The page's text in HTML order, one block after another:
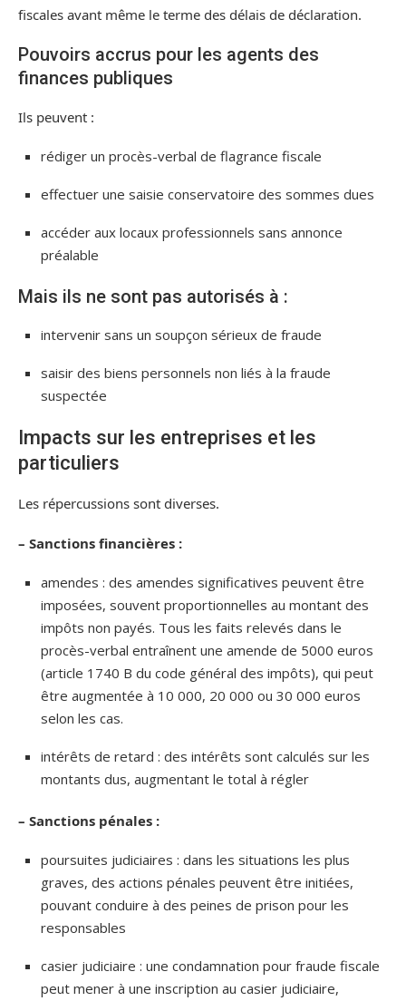
fiscales avant même le terme des délais de déclaration.
Pouvoirs accrus pour les agents des
finances publiques
Ils peuvent :
rédiger un procès-verbal de flagrance fiscale
effectuer une saisie conservatoire des sommes dues
accéder aux locaux professionnels sans annonce
préalable
Mais ils ne sont pas autorisés à :
intervenir sans un soupçon sérieux de fraude
saisir des biens personnels non liés à la fraude
suspectée
Impacts sur les entreprises et les
particuliers
Les répercussions sont diverses.
– Sanctions financières :
amendes : des amendes significatives peuvent être
imposées, souvent proportionnelles au montant des
impôts non payés. Tous les faits relevés dans le
procès-verbal entraînent une amende de 5000 euros
(article 1740 B du code général des impôts), qui peut
être augmentée à 10 000, 20 000 ou 30 000 euros
selon les cas.
intérêts de retard : des intérêts sont calculés sur les
montants dus, augmentant le total à régler
– Sanctions pénales :
poursuites judiciaires : dans les situations les plus
graves, des actions pénales peuvent être initiées,
pouvant conduire à des peines de prison pour les
responsables
casier judiciaire : une condamnation pour fraude fiscale
peut mener à une inscription au casier judiciaire,